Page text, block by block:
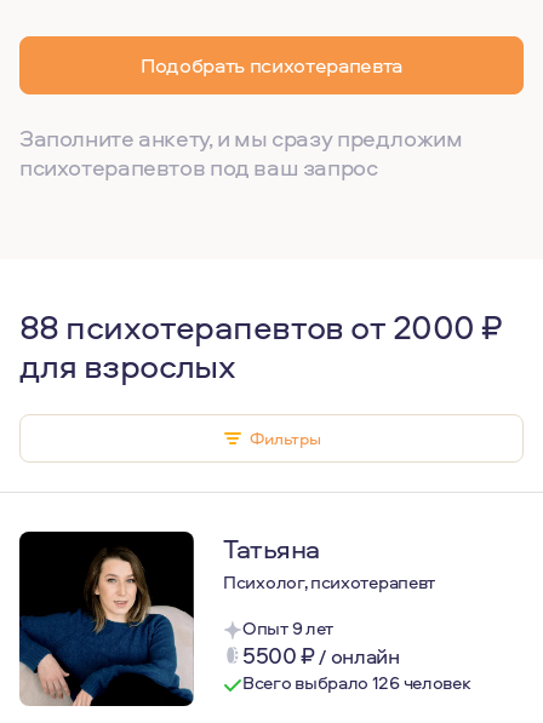
Подобрать психотерапевта
Заполните анкету, и мы сразу предложим
психотерапевтов под ваш запрос
88 психотерапевтов от 2000 ₽
для взрослых
Фильтры
Татьяна
Психолог, психотерапевт
Опыт 9 лет
5500₽/ онлайн
Всего выбрало 126 человек